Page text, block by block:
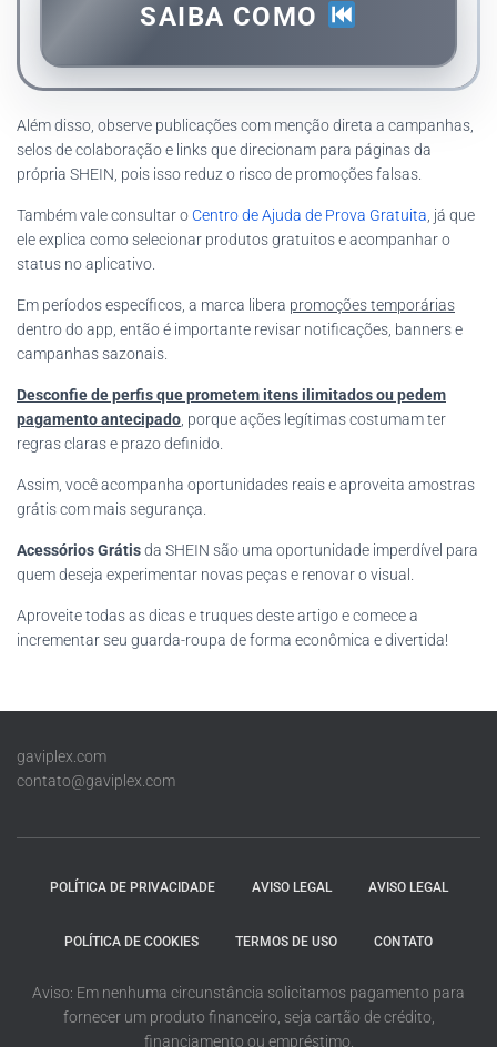
SAIBA COMO
Além disso, observe publicações com menção direta a campanhas,
selos de colaboração e links que direcionam para páginas da
própria SHEIN, pois isso reduz o risco de promoções falsas.
Também vale consultar o Centro de Ajuda de Prova Gratuita, já que
ele explica como selecionar produtos gratuitos e acompanhar o
status no aplicativo.
Em períodos específicos, a marca libera promoções temporárias
dentro do app, então é importante revisar notificações, banners e
campanhas sazonais.
Desconfie de perfis que prometem itens ilimitados ou pedem
pagamento antecipado, porque ações legítimas costumam ter
regras claras e prazo definido.
Assim, você acompanha oportunidades reais e aproveita amostras
grátis com mais segurança.
Acessórios Grátisda SHEIN são uma oportunidade imperdível para
quem deseja experimentar novas peças e renovar o visual.
Aproveite todas as dicas e truques deste artigo e comece a
incrementar seu guarda-roupa de forma econômica e divertida!
gaviplex.com
contato@gaviplex.com
POLÍTICA DE PRIVACIDADE AVISO LEGAL AVISO LEGAL
POLÍTICA DE COOKIES TERMOS DE USO CONTATO
Aviso: Em nenhuma circunstância solicitamos pagamento para
fornecer um produto financeiro, seja cartão de crédito,
financiamento ou empréstimo.